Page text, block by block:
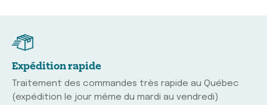
Expédition rapide
Traitement des commandes très rapide au Québec
(expédition le jour même du mardi au vendredi)